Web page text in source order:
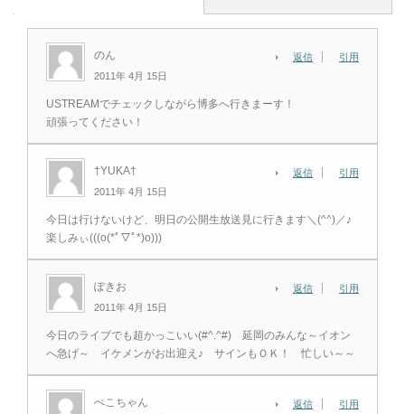
のん
2011年 4月 15日
返信 引用
USTREAMでチェックしながら博多へ行きまーす！
頑張ってください！
†YUKA†
2011年 4月 15日
返信 引用
今日は行けないけど、明日の公開生放送見に行きます＼(^^)／♪
楽しみぃ(((o(*ﾟ▽ﾟ*)o)))
ぽきお
2011年 4月 15日
返信 引用
今日のライブでも超かっこいい(#^.^#) 延岡のみんな～イオン
へ急げ～ イケメンがお出迎え♪ サインもＯＫ！ 忙しい～～
ぺこちゃん 返信 引用